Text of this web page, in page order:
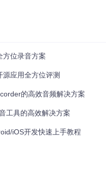
通过采用MediaStore API替代传
程处理异步任务，替代传统Asy
定义WaveformViewNew.kt实现
方位录音方案
应用全方位评测
的高效音频解决方案
工具的高效解决方案
iOS开发快速上手教程